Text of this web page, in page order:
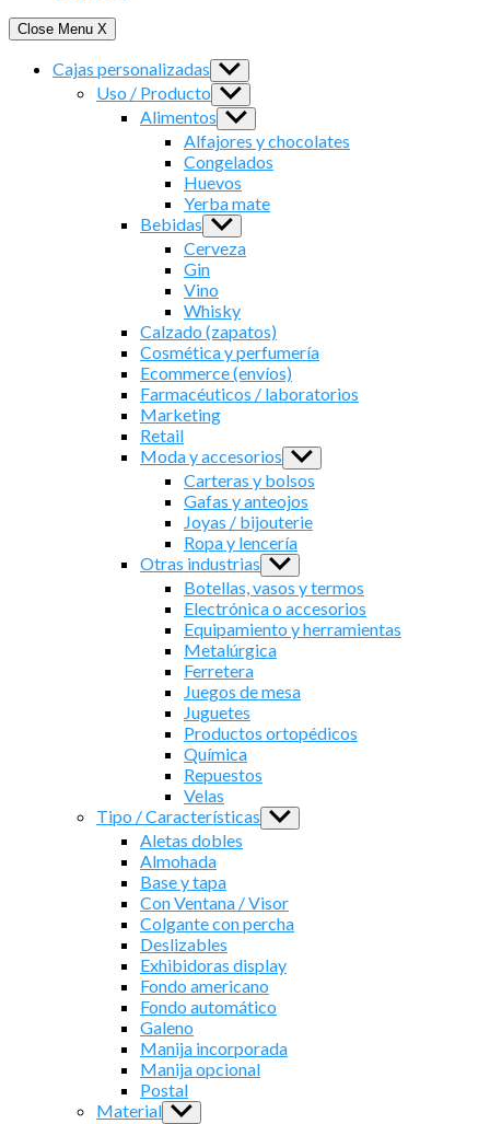
Close Menu X
Cajas personalizadas Show
sub
menu
Uso / Producto Show
sub
menu
Alimentos Show
sub
menu
Alfajores y chocolates
Congelados
Huevos
Yerba mate
Bebidas Show
sub
menu
Cerveza
Gin
Vino
Whisky
Calzado (zapatos)
Cosmética y perfumería
Ecommerce (envíos)
Farmacéuticos / laboratorios
Marketing
Retail
Moda y accesorios Show
sub
menu
Carteras y bolsos
Gafas y anteojos
Joyas / bijouterie
Ropa y lencería
Otras industrias Show
sub
menu
Botellas, vasos y termos
Electrónica o accesorios
Equipamiento y herramientas
Metalúrgica
Ferretera
Juegos de mesa
Juguetes
Productos ortopédicos
Química
Repuestos
Velas
Tipo / Características Show
sub
Aletas dobles
Almohada
Base y tapa
Con Ventana / Visor
Colgante con percha
Deslizables
Exhibidoras display
Fondo americano
Fondo automático
Galeno
Manija incorporada
Manija opcional
Postal
Material Show